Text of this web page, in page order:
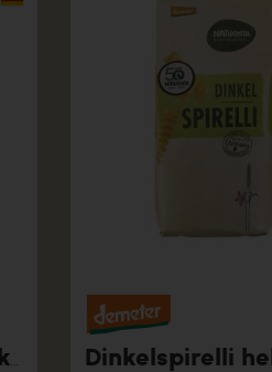
Dinkelspirelli hell